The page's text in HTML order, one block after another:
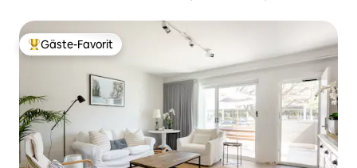
Beliebter Gäste-Favorit.
Gäste-Favorit